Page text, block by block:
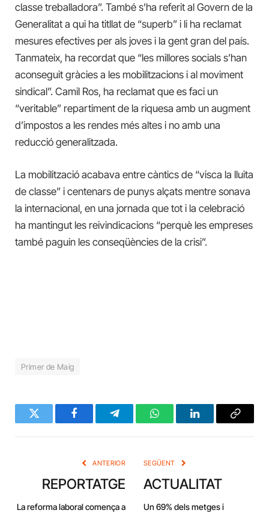
classe treballadora”. També s’ha referit al Govern de la
Generalitat a qui ha titllat de “superb” i li ha reclamat
mesures efectives per als joves i la gent gran del país.
Tanmateix, ha recordat que “les millores socials s’han
aconseguit gràcies a les mobilitzacions i al moviment
sindical”. Camil Ros, ha reclamat que es faci un
“veritable” repartiment de la riquesa amb un augment
d’impostos a les rendes més altes i no amb una
reducció generalitzada.
La mobilització acabava entre càntics de “visca la lluita
de classe” i centenars de punys alçats mentre sonava
la internacional, en una jornada que tot i la celebració
ha mantingut les reivindicacions “perquè les empreses
també paguin les conseqüències de la crisi”.
Primer de Maig
Twitter FacebookTelegramWhatsAppLinkedInCopy
ANTERIOR
REPORTATGE
La reforma laboral comença a
SEGÜENT
ACTUALITAT
Un 69% dels metges i